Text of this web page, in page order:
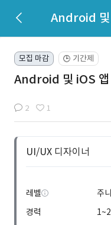
Android 및
모집 마감 🕒 기간제
Android 및 iOS
2 1
UI/UX 디자이너
레벨
주
경력